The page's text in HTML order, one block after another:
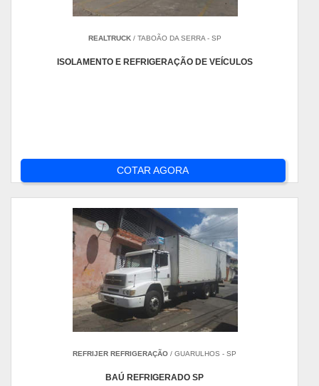
REALTRUCK/ TABOÃO DA SERRA - SP
ISOLAMENTO E REFRIGERAÇÃO DE VEÍCULOS
COTAR AGORA
REFRIJER REFRIGERAÇÃO / GUARULHOS - SP
BAÚ REFRIGERADO SP